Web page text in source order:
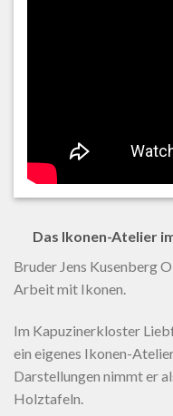
Das Ikonen-Atelier
Bruder Jens Kusenberg
Arbeit mit Ikonen.
Im Kapuzinerkloster
ein eigenes Ikonen-
Darstellungen nimmt er
Holztafeln.